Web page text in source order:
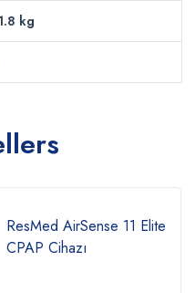
kg
ResMed AirSense 11 Elite
CPAP Cihazı